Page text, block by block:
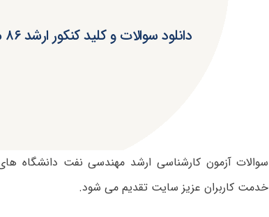
دانلود سوالات و کلید کنکور ارشد ۸۶ مهندسی‌ نفت (رایگان)
خدمت کاربران عزیز سایت تقدیم می شود.